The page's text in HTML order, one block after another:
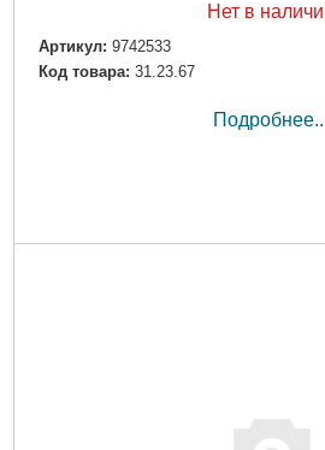
Нет в
Артикул: 9742533
Код товара: 31.23.67